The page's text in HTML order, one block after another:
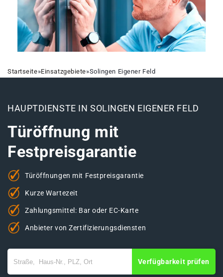
Startseite»Einsatzgebiete»Solingen Eigener Feld
HAUPTDIENSTE IN SOLINGEN EIGENER FELD
Türöffnung mit
Festpreisgarantie
Türöffnungen mit Festpreisgarantie
Kurze Wartezeit
Zahlungsmittel: Bar oder EC-Karte
Anbieter von Zertifizierungsdiensten
Verfügbarkeit prüfen